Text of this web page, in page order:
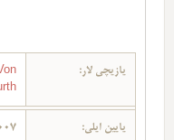
یازیچی لار:
یایین ایلی: 2007